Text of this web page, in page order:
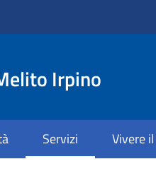
Irpino
Servizi Vivere